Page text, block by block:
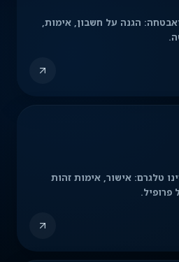
הגנה על חשבון, אימות,
טלגרם: אישור, אימות זהות